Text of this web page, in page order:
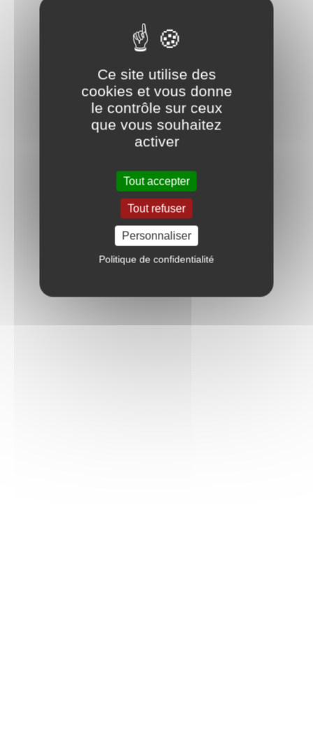
Ce site utilise des
cookies et vous donne
le contrôle sur ceux
que vous souhaitez
activer
Tout accepter
Tout refuser
Personnaliser
Politique de confidentialité